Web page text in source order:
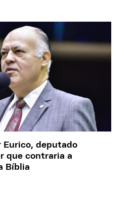
Eurico, deputado
que contraria a
Bíblia